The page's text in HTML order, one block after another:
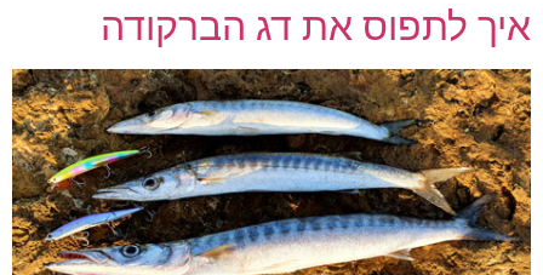
איך לתפוס את דג הברקודה